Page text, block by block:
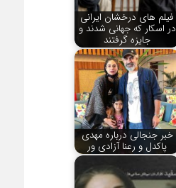
فیلم های درخشان ایرانی
در اسکار که جهانی شدند و
جایزه گرفتند
خبر جنجالی درباره مهدی
پاکدل و رعنا آزادی ور